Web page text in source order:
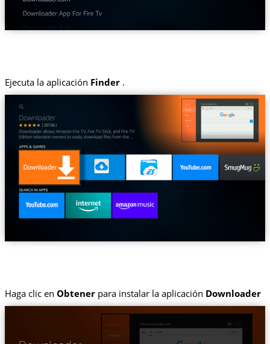
Ejecuta la aplicación Finder.
Haga clic en Obtenerpara instalar la aplicación Downloader